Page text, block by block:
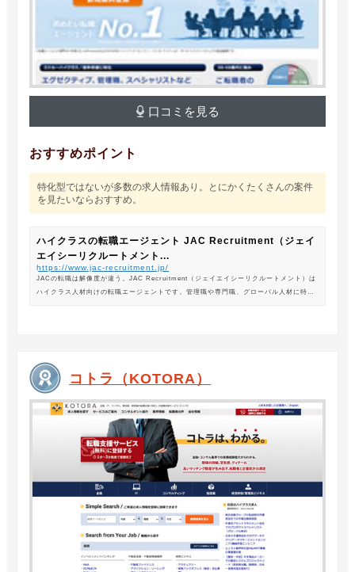
口コミを見る
おすすめポイント
特化型ではないが多数の求人情報あり。とにかくたくさんの案件
を見たいならおすすめ。
ハイクラスの転職エージェント JAC Recruitment（ジェイ
エイシーリクルートメント...
https://www.jac-recruitment.jp/
JACの転職は解像度が違う。JAC Recruitment（ジェイエイシーリクルートメント）は
ハイクラス人材向けの転職エージェントです。管理職や専門職、グローバル人材に特化
コトラ（KOTORA）